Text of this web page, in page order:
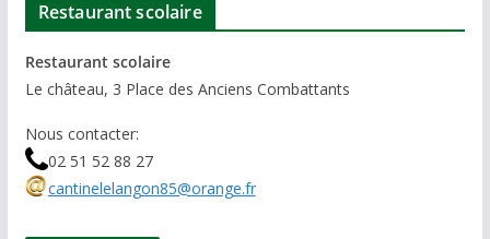
Restaurant scolaire
Restaurant scolaire
Le château, 3 Place des Anciens Combattants
Nous contacter:
02 51 52 88 27
cantinelelangon85@orange.fr